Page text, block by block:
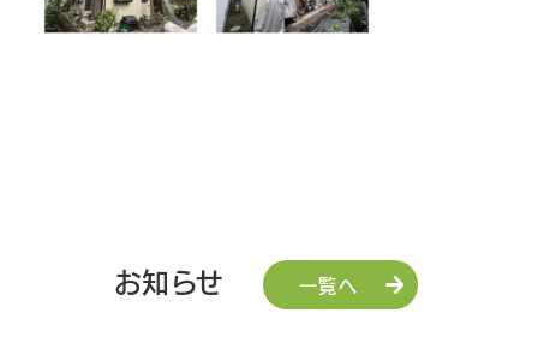
お知らせ 一覧へ